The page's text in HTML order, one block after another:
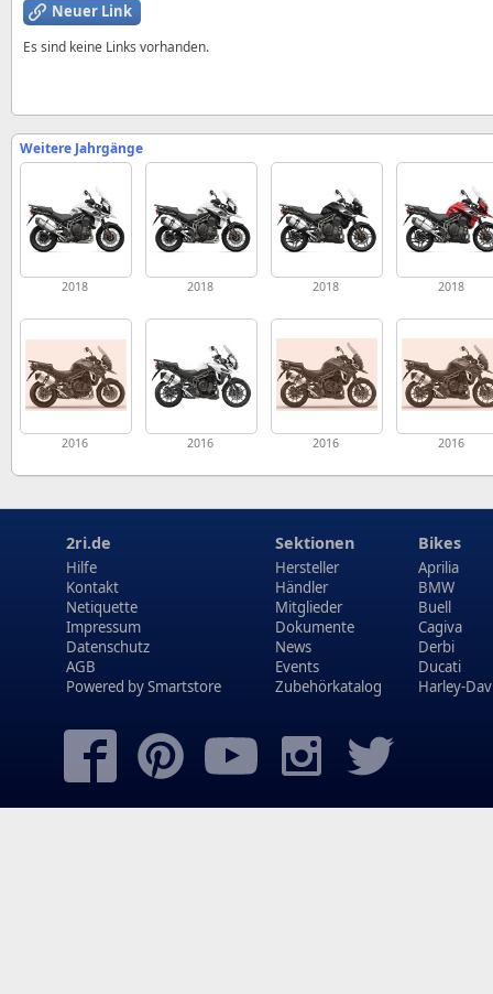
Neuer Link
Es sind keine Links vorhanden.
Weitere Jahrgänge
2018 2018 2018 2018
2016 2016 2016 2016
2ri.de
Hilfe
Kontakt
Netiquette
Impressum
Datenschutz
AGB
Powered bySmartstore
Sektionen
Hersteller
Händler
Mitglieder
Dokumente
News
Events
Zubehörkatalog
Bikes
Aprilia
BMW
Buell
Cagiva
Derbi
Ducati
Harley-